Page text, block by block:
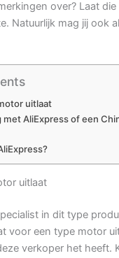
over? Laat
Natuurlijk mag jij ook
uitlaat
met AliExpress of een
uitlaat
in dit type
voor een type motor
verkoper het heeft.